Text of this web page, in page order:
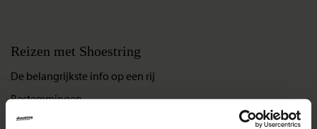
Reizen met Shoestring
De belangrijkste info op een rij
Bestemmingen
Duurzaam reizen